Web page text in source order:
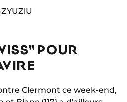
POUR
Clermont ce week-end,